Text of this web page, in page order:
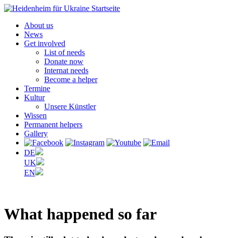
About us
News
Get involved
List of needs
Donate now
Internat needs
Become a helper
Termine
Kultur
Unsere Künstler
Wissen
Permanent helpers
Gallery
DE
UK
EN
What happened so far